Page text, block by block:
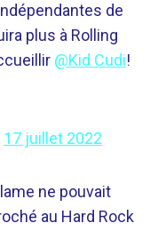
de
plus à Rolling
@Kid Cudi!
17 juillet 2022
ne pouvait
au Hard Rock